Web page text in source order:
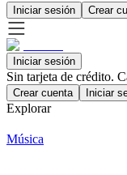
Iniciar sesión Crear
Iniciar sesión
Sin tarjeta de crédito.
Crear cuenta Iniciar
Explorar
Música